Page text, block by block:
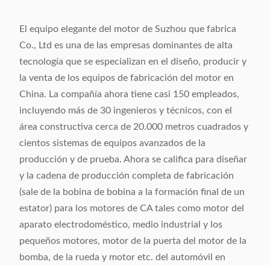
El equipo elegante del motor de Suzhou que fabrica
Co., Ltd es una de las empresas dominantes de alta
tecnología que se especializan en el diseño, producir y
la venta de los equipos de fabricación del motor en
China. La compañía ahora tiene casi 150 empleados,
incluyendo más de 30 ingenieros y técnicos, con el
área constructiva cerca de 20.000 metros cuadrados y
cientos sistemas de equipos avanzados de la
producción y de prueba. Ahora se califica para diseñar
y la cadena de producción completa de fabricación
(sale de la bobina de bobina a la formación final de un
estator) para los motores de CA tales como motor del
aparato electrodoméstico, medio industrial y los
pequeños motores, motor de la puerta del motor de la
bomba, de la rueda y motor etc. del automóvil en